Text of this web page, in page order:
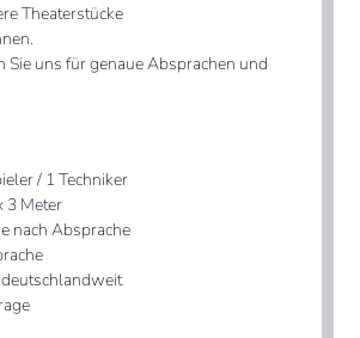
Theaterstücke
Sie uns für genaue Absprachen und
/ 1 Techniker
3 Meter
nach Absprache
deutschlandweit